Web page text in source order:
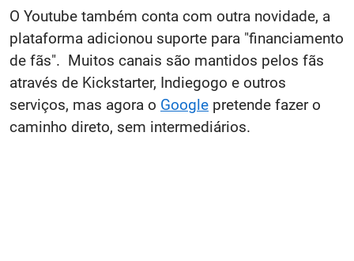
O Youtube também conta com outra novidade, a
plataforma adicionou suporte para "financiamento
de fãs". Muitos canais são mantidos pelos fãs
através de Kickstarter, Indiegogo e outros
serviços, mas agora o Google pretende fazer o
caminho direto, sem intermediários.